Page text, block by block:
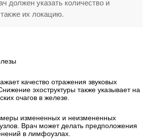
должен указать количество и
их локацию.
качество отражения звуковых
эхоструктуры также указывает на
очагов в железе.
измененных и неизмененных
Врач может делать предположения
в лимфоузлах.